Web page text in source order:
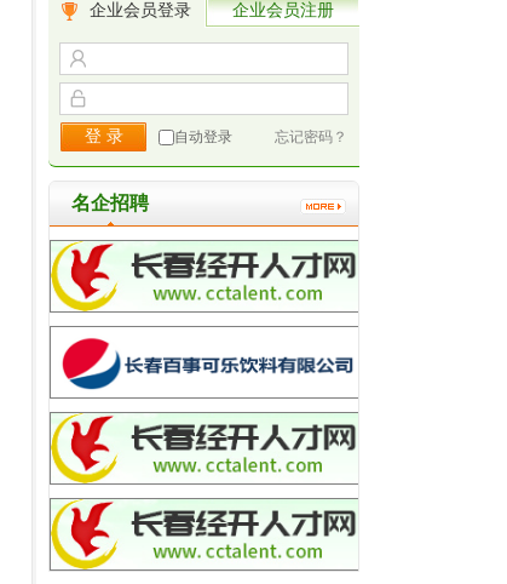
企业会员登录 企业会员注册
自动登录 忘记密码？
名企招聘